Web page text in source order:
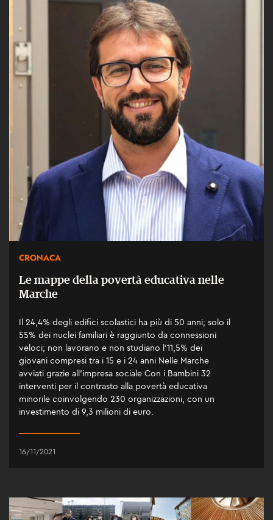
CRONACA
Le mappe della povertà educativa nelle
Marche
Il 24,4% degli edifici scolastici ha più di 50 anni; solo il
55% dei nuclei familiari è raggiunto da connessioni
veloci; non lavorano e non studiano l’11,5% dei
giovani compresi tra i 15 e i 24 anni Nelle Marche
avviati grazie all’impresa sociale Con i Bambini 32
interventi per il contrasto alla povertà educativa
minorile coinvolgendo 230 organizzazioni, con un
investimento di 9,3 milioni di euro.
16/11/2021